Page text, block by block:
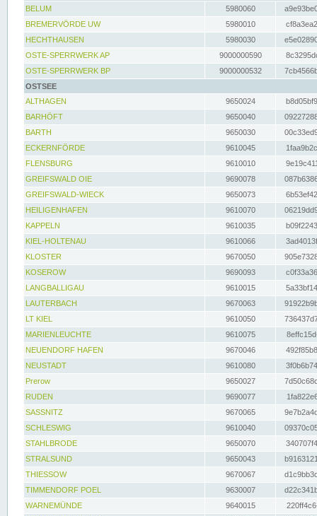
BELUM
5980060
BREMERVÖRDE UW
5980010
HECHTHAUSEN
5980030
OSTE-SPERRWERK AP
9000000590
OSTE-SPERRWERK BP
9000000532
OSTSEE
ALTHAGEN
9650024
BARHÖFT
9650040
BARTH
9650030
ECKERNFÖRDE
9610045
FLENSBURG
9610010
GREIFSWALD OIE
9690078
GREIFSWALD-WIECK
9650073
HEILIGENHAFEN
9610070
KAPPELN
9610035
KIEL-HOLTENAU
9610066
KLOSTER
9670050
KOSEROW
9690093
LANGBALLIGAU
9610015
LAUTERBACH
9670063
LT KIEL
9610050
MARIENLEUCHTE
9610075
NEUENDORF HAFEN
9670046
NEUSTADT
9610080
Prerow
9650027
RUDEN
9690077
SASSNITZ
9670065
SCHLESWIG
9610040
STAHLBRODE
9650070
STRALSUND
9650043
THIESSOW
9670067
TIMMENDORF POEL
9630007
WARNEMÜNDE
9640015